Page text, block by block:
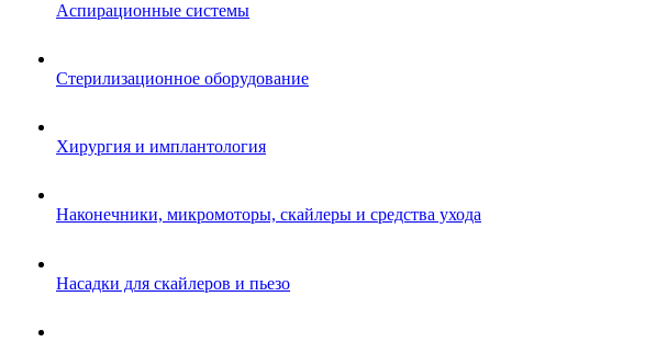
Аспирационные системы
Стерилизационное оборудование
Хирургия и имплантология
Наконечники, микромоторы, скайлеры и средства ухода
Насадки для скайлеров и пьезо